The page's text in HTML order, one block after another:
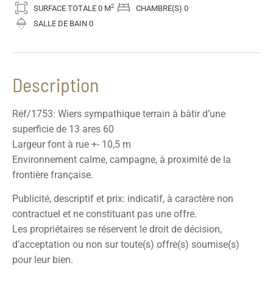
SURFACE TOTALE 0 M2 CHAMBRE(S) 0
SALLE DE BAIN 0
Description
Réf/1753: Wiers sympathique terrain à bâtir d’une
superficie de 13 ares 60
Largeur font à rue +- 10,5 m
Environnement calme, campagne, à proximité de la
frontière française.
Publicité, descriptif et prix: indicatif, à caractère non
contractuel et ne constituant pas une offre.
Les propriétaires se réservent le droit de décision,
d’acceptation ou non sur toute(s) offre(s) soumise(s)
pour leur bien.